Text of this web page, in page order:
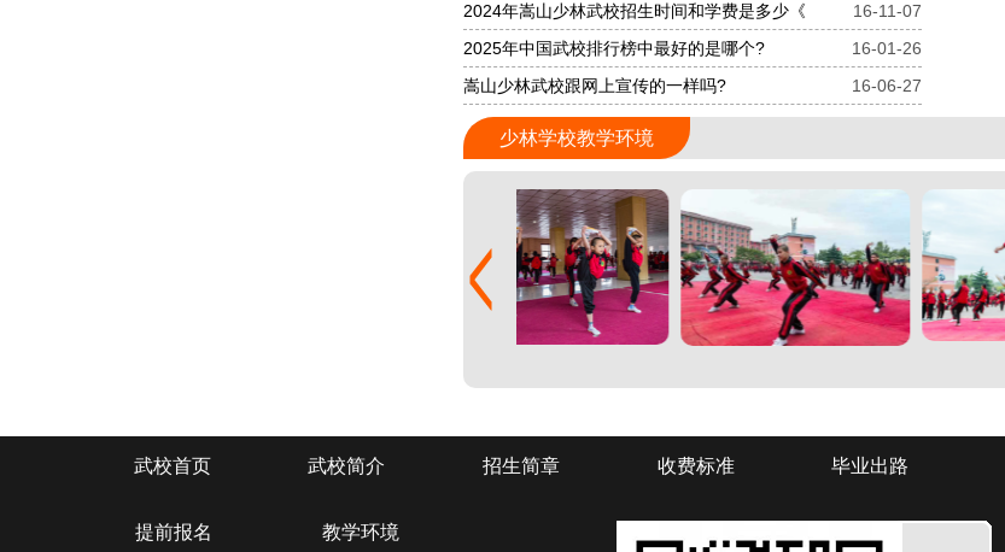
2024年嵩山少林武校招生时间和学费是多少《
16-11-07
2025年中国武校排行榜中最好的是哪个?
16-01-26
嵩山少林武校跟网上宣传的一样吗?
16-06-27
少林学校教学环境
武校首页 武校简介 招生简章 收费标准 毕业出路
提前报名
教学环境